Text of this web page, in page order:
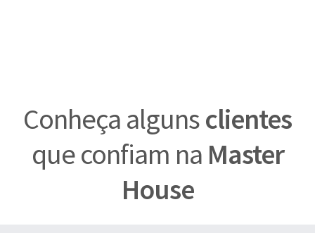
Conheça algunsclientes
que confiam na Master
House